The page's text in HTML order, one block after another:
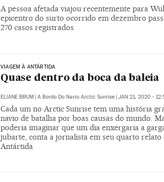
A pessoa afetada viajou recentemente para
epicentro do surto ocorrido em dezembro
270 casos registrados
VIAGEM À ANTÁRTIDA
Quase dentro da boca da baleia
ELIANE BRUM | A Bordo Do Navio Arctic Sunrise | JAN 21, 2020 -
Cada um no Arctic Sunrise tem uma história
navio de batalha por boas causas do mundo.
poderia imaginar que um dia enxergaria a
jubarte, conta a jornalista em seu quarto relato
Antártida